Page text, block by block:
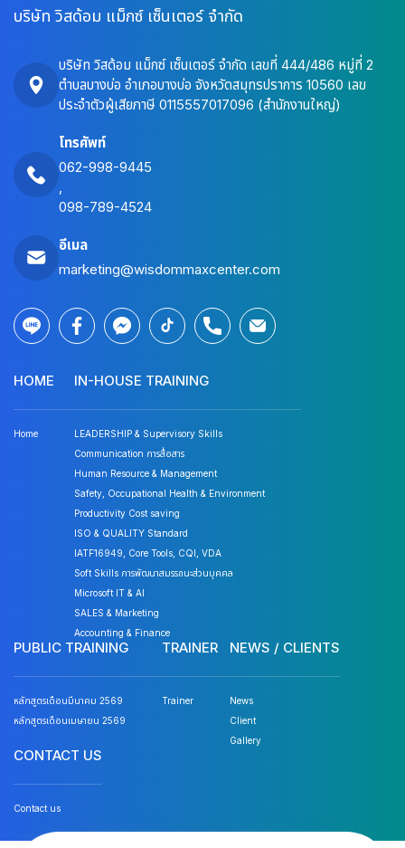
บริษัท วิสด้อม แม็กซ์ เซ็นเตอร์ จำกัด
บริษัท วิสด้อม แม็กซ์ เซ็นเตอร์ จำกัด เลขที่ 444/486 หมู่ที่ 2
ตำบลบางบ่อ อำเภอบางบ่อ จังหวัดสมุทรปราการ 10560 เลข
ประจำตัวผู้เสียภาษี 0115557017096 (สำนักงานใหญ่)
โทรศัพท์
062-998-9445
098-789-4524
อีเมล
marketing@wisdommaxcenter.com
HOME
Home
IN-HOUSE TRAINING
LEADERSHIP & Supervisory Skills
Communication การสื่อสาร
Human Resource & Management
Safety, Occupational Health & Environment
Productivity Cost saving
ISO & QUALITY Standard
IATF16949, Core Tools, CQI, VDA
Soft Skills การพัฒนาสมรรถนะส่วนบุคคล
Microsoft IT & AI
SALES & Marketing
Accounting & Finance
PUBLIC TRAINING
หลักสูตรเดือนมีนาคม 2569
หลักสูตรเดือนเมษายน 2569
TRAINER
Trainer
NEWS / CLIENTS
News
Client
Gallery
CONTACT US
Contact us